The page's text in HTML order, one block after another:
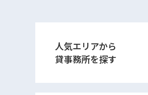
人気エリアから
貸事務所を探す